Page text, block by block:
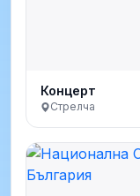
Концерт
Стрелча